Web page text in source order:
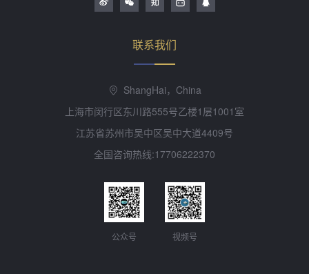
联系我们
ShangHai，China
上海市闵行区东川路555号乙楼1层1001室
江苏省苏州市吴中区吴中大道4409号
全国咨询热线:17706222370
公众号 视频号